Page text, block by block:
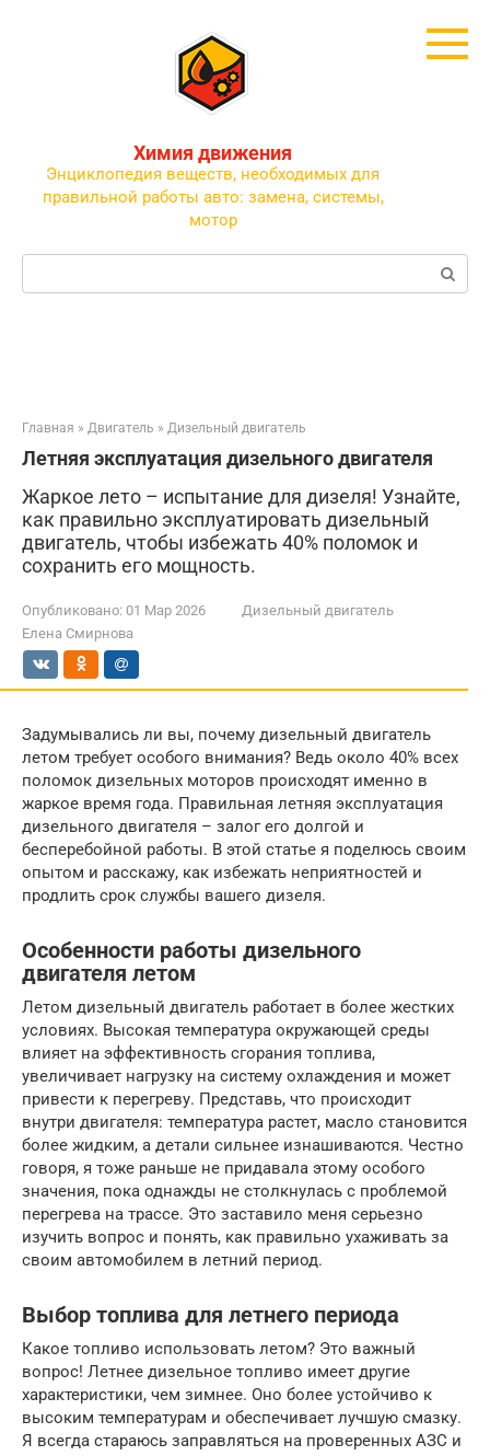
Химия движения
Энциклопедия веществ, необходимых для
правильной работы авто: замена, системы,
мотор
Поиск:
Главная » Двигатель » Дизельный двигатель
Летняя эксплуатация дизельного двигателя
Жаркое лето – испытание для дизеля! Узнайте,
как правильно эксплуатировать дизельный
двигатель, чтобы избежать 40% поломок и
сохранить его мощность.
Опубликовано: 01 Мар 2026
Дизельный двигатель
Елена Смирнова
Задумывались ли вы, почему дизельный двигатель
летом требует особого внимания? Ведь около 40% всех
поломок дизельных моторов происходят именно в
жаркое время года. Правильная летняя эксплуатация
дизельного двигателя – залог его долгой и
бесперебойной работы. В этой статье я поделюсь своим
опытом и расскажу, как избежать неприятностей и
продлить срок службы вашего дизеля.
Особенности работы дизельного
двигателя летом
Летом дизельный двигатель работает в более жестких
условиях. Высокая температура окружающей среды
влияет на эффективность сгорания топлива,
увеличивает нагрузку на систему охлаждения и может
привести к перегреву. Представь, что происходит
внутри двигателя: температура растет, масло становится
более жидким, а детали сильнее изнашиваются. Честно
говоря, я тоже раньше не придавала этому особого
значения, пока однажды не столкнулась с проблемой
перегрева на трассе. Это заставило меня серьезно
изучить вопрос и понять, как правильно ухаживать за
своим автомобилем в летний период.
Выбор топлива для летнего периода
Какое топливо использовать летом? Это важный
вопрос! Летнее дизельное топливо имеет другие
характеристики, чем зимнее. Оно более устойчиво к
высоким температурам и обеспечивает лучшую смазку.
Я всегда стараюсь заправляться на проверенных АЗС и